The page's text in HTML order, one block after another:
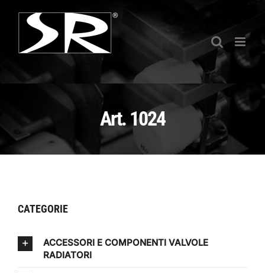
contenuto
Art. 1024
CATEGORIE
ACCESSORI E COMPONENTI VALVOLE
RADIATORI